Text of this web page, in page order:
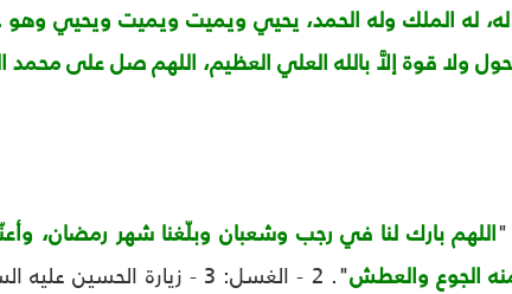
له، له الملك وله الحمد، يحيي ويميت ويميت ويحيي
ولا قوة إلاَّ بالله العلي العظيم، اللهم صل على محمد
"اللهم بارك لنا في رجب وشعبان وبلّغنا شهر رمضان،
الجوع والعطش